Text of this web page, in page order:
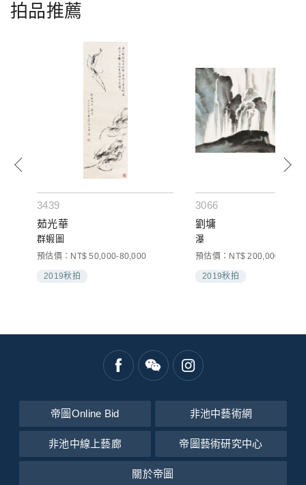
拍品推薦
3439
茹光華
群蝦圖
預估價：NT$ 50,000-80,000
2019秋拍
3066
劉墉
瀑
預估價：NT$ 200,000-
2019秋拍
帝圖Online Bid 非池中藝術網
非池中線上藝廊 帝圖藝術研究中心
關於帝圖